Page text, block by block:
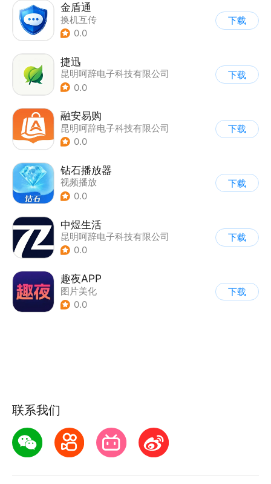
金盾通
换机互传
0.0
下载
捷迅
昆明呵辞电子科技有限公司
0.0
下载
融安易购
昆明呵辞电子科技有限公司
0.0
下载
钻石播放器
视频播放
0.0
下载
中煜生活
昆明呵辞电子科技有限公司
0.0
下载
趣夜APP
图片美化
0.0
下载
联系我们